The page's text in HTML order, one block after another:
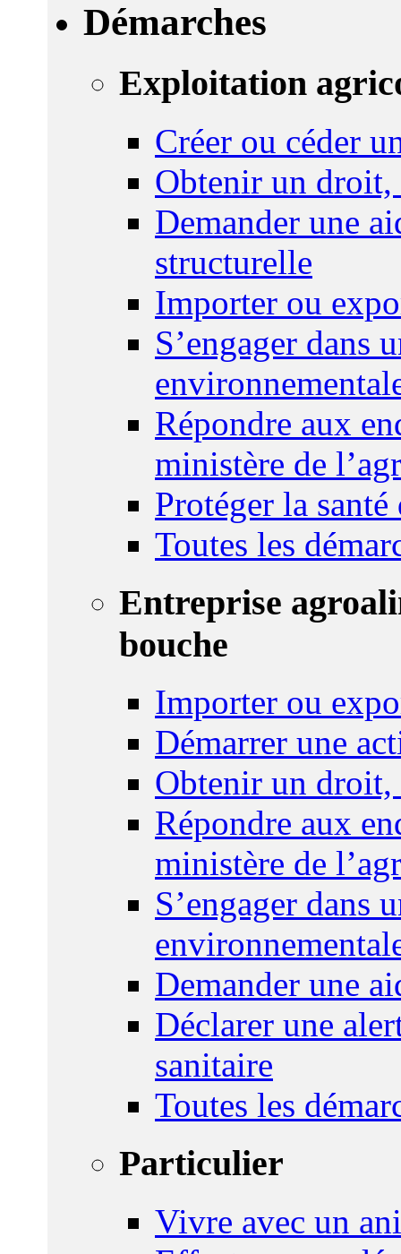
Démarches
Exploitation
Créer ou céder
Obtenir un droit,
Demander une
structurelle
Importer ou
S’engager dans
Répondre aux
ministère de
Protéger la
Toutes les
Entreprise
bouche
Importer ou
Démarrer une
Obtenir un droit,
Répondre aux
ministère de
S’engager dans
Demander une
Déclarer une
sanitaire
Toutes les
Particulier
Vivre avec un